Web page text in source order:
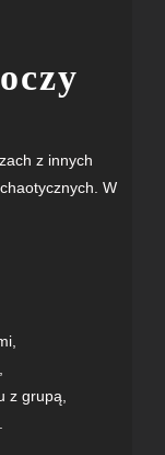
z innych
W
z grupą,